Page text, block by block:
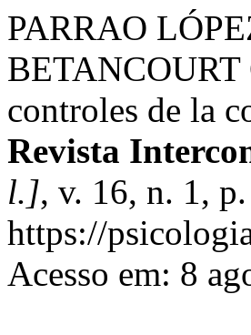
PARRAO
BETANCOURT
controles de la
Revista
l.], v. 16, n. 1,
https://
Acesso em: 8